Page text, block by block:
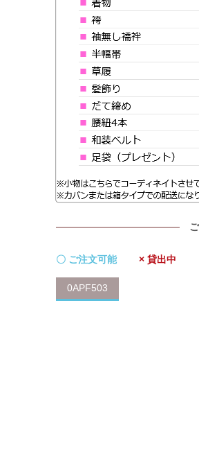
〇 ご注文可能 × 貸出中
0APF503